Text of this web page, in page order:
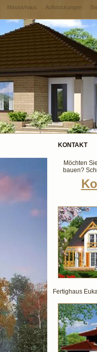
Massivhaus Aufstockungen
KONTAKT
Möchten
bauen?
Fertighaus